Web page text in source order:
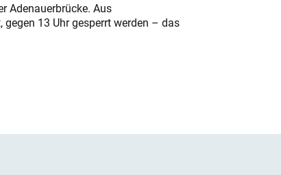
Adenauerbrücke. Aus
13 Uhr gesperrt werden – das